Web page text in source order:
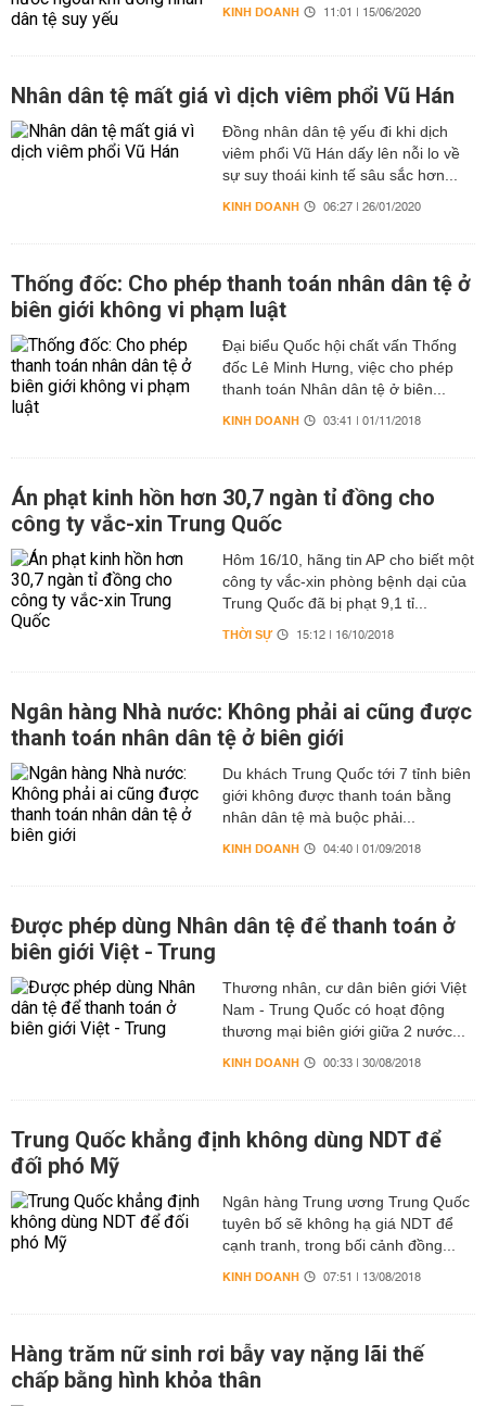
KINH DOANH 11:01 | 15/06/2020
Nhân dân tệ mất giá vì dịch viêm phổi Vũ Hán
Đồng nhân dân tệ yếu đi khi dịch
viêm phổi Vũ Hán dấy lên nỗi lo về
sự suy thoái kinh tế sâu sắc hơn...
KINH DOANH 06:27 | 26/01/2020
Thống đốc: Cho phép thanh toán nhân dân tệ ở
biên giới không vi phạm luật
Đại biểu Quốc hội chất vấn Thống
đốc Lê Minh Hưng, việc cho phép
thanh toán Nhân dân tệ ở biên...
KINH DOANH 03:41 | 01/11/2018
Án phạt kinh hồn hơn 30,7 ngàn tỉ đồng cho
công ty vắc-xin Trung Quốc
Hôm 16/10, hãng tin AP cho biết một
công ty vắc-xin phòng bệnh dại của
Trung Quốc đã bị phạt 9,1 tỉ...
THỜI SỰ 15:12 | 16/10/2018
Ngân hàng Nhà nước: Không phải ai cũng được
thanh toán nhân dân tệ ở biên giới
Du khách Trung Quốc tới 7 tỉnh biên
giới không được thanh toán bằng
nhân dân tệ mà buộc phải...
KINH DOANH 04:40 | 01/09/2018
Được phép dùng Nhân dân tệ để thanh toán ở
biên giới Việt - Trung
Thương nhân, cư dân biên giới Việt
Nam - Trung Quốc có hoạt động
thương mại biên giới giữa 2 nước...
KINH DOANH 00:33 | 30/08/2018
Trung Quốc khẳng định không dùng NDT để
đối phó Mỹ
Ngân hàng Trung ương Trung Quốc
tuyên bố sẽ không hạ giá NDT để
cạnh tranh, trong bối cảnh đồng...
KINH DOANH 07:51 | 13/08/2018
Hàng trăm nữ sinh rơi bẫy vay nặng lãi thế
chấp bằng hình khỏa thân